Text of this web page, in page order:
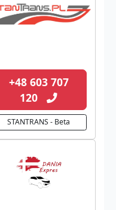
+48 603 707
120
STANTRANS - Beta